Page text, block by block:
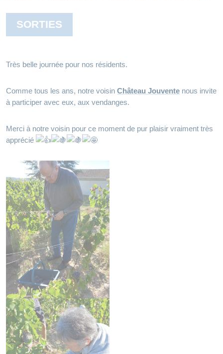
SORTIES
Très belle journée pour nos résidents.
Comme tous les ans, notre voisin Château Jouvente nous invite
à participer avec eux, aux vendanges.
Merci à notre voisin pour ce moment de pur plaisir vraiment très
apprécié